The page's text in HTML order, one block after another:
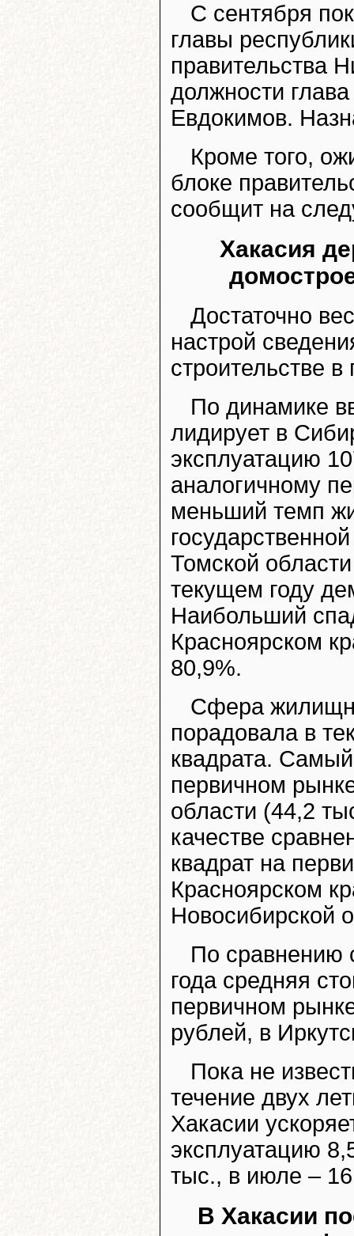
С сентября
главы
правительства
должности
Евдокимов.
Кроме того,
блоке
сообщит на
Хакасия
Достаточно
настрой
строительстве
По динамике
лидирует в
эксплуатацию
аналогичному
меньший темп
Томской
текущем году
Наибольший
Красноярском
80,9%.
Сфера
порадовала в
квадрата.
первичном
области (44,2
качестве
квадрат на
Красноярском
Новосибирской
По сравнению
года средняя
первичном
рублей, в
Пока не
течение двух
Хакасии
эксплуатацию
тыс., в июле –
В Хакасии